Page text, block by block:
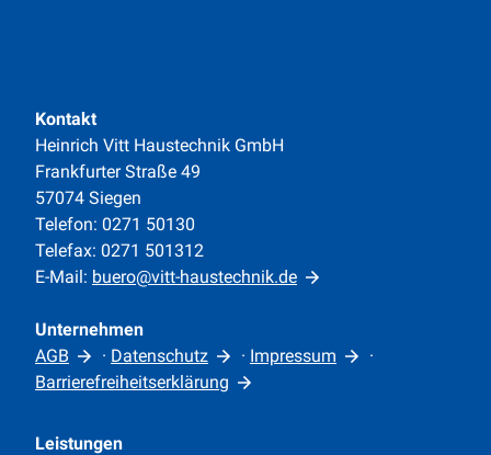
Kontakt
Heinrich Vitt Haustechnik GmbH
Frankfurter Straße 49
57074 Siegen
Telefon: 0271 50130
Telefax: 0271 501312
E-Mail: buero@vitt-haustechnik.de
Unternehmen
AGB
· Datenschutz · Impressum
·
Barrierefreiheitserklärung
Leistungen